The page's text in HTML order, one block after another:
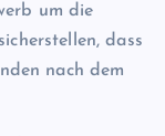
um die
dass
nach dem